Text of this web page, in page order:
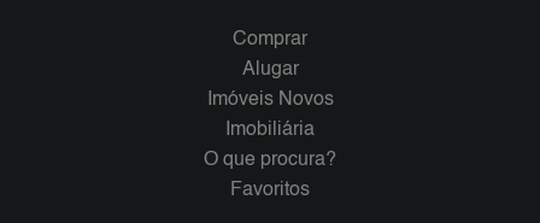
Comprar
Alugar
Imóveis Novos
Imobiliária
O que procura?
Favoritos